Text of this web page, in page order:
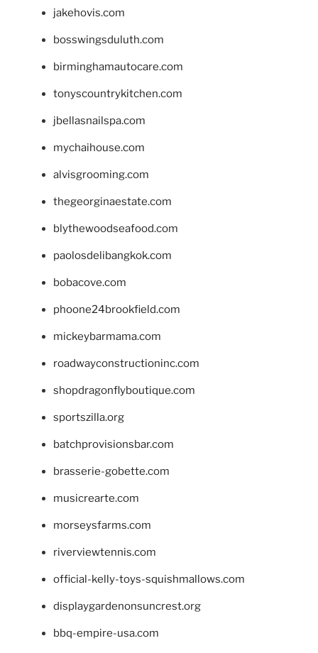
jakehovis.com
bosswingsduluth.com
birminghamautocare.com
tonyscountrykitchen.com
jbellasnailspa.com
mychaihouse.com
alvisgrooming.com
thegeorginaestate.com
blythewoodseafood.com
paolosdelibangkok.com
bobacove.com
phoone24brookfield.com
mickeybarmama.com
roadwayconstructioninc.com
shopdragonflyboutique.com
sportszilla.org
batchprovisionsbar.com
brasserie-gobette.com
musicrearte.com
morseysfarms.com
riverviewtennis.com
official-kelly-toys-squishmallows.com
displaygardenonsuncrest.org
bbq-empire-usa.com